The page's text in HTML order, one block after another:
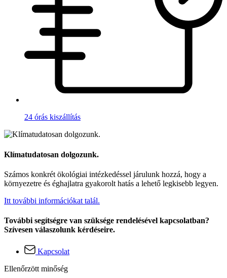
24 órás kiszállítás
Klímatudatosan dolgozunk.
Számos konkrét ökológiai intézkedéssel járulunk hozzá, hogy a
környezetre és éghajlatra gyakorolt hatás a lehető legkisebb legyen.
Itt további információkat talál.
További segítségre van szüksége rendelésével kapcsolatban?
Szívesen válaszolunk kérdéseire.
Kapcsolat
Ellenőrzött minőség